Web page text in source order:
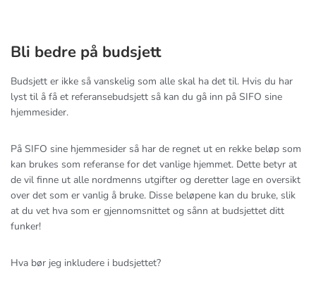
Bli bedre på budsjett
Budsjett er ikke så vanskelig som alle skal ha det til. Hvis du har
lyst til å få et referansebudsjett så kan du gå inn på SIFO sine
hjemmesider.
På SIFO sine hjemmesider så har de regnet ut en rekke beløp som
kan brukes som referanse for det vanlige hjemmet. Dette betyr at
de vil finne ut alle nordmenns utgifter og deretter lage en oversikt
over det som er vanlig å bruke. Disse beløpene kan du bruke, slik
at du vet hva som er gjennomsnittet og sånn at budsjettet ditt
funker!
Hva bør jeg inkludere i budsjettet?